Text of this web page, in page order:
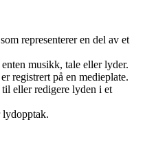
representerer en del av et
musikk, tale eller lyder.
registrert på en medieplate.
til eller redigere lyden i et